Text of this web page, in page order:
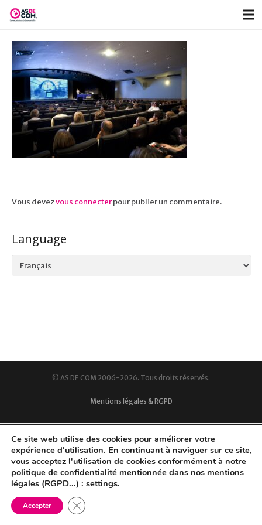
Vous devezvous connecterpour publier un commentaire.
Language
Language
© AS DE COM 2006-2026. Tous droits réservés.
Mentions légales & RGPD
Ce site web utilise des cookies pour améliorer votre
expérience d'utilisation. En continuant à naviguer sur ce site,
vous acceptez l'utilisation de cookies conformément à notre
politique de confidentialité mentionnée dans nos mentions
légales (RGPD...) : settings.
Accepter Fermer la bannière des cookies GDPR